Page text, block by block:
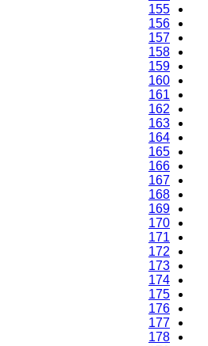
155
156
157
158
159
160
161
162
163
164
165
166
167
168
169
170
171
172
173
174
175
176
177
178